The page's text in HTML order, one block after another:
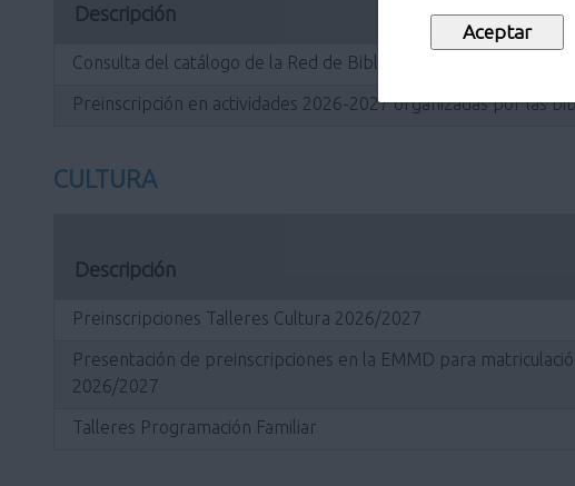
Descripción
Consulta del catálogo de la Red de Bibliotecas Municipales
Preinscripción en actividades 2026-2027 organizadas por las
CULTURA
Descripción
Preinscripciones Talleres Cultura 2026/2027
Presentación de preinscripciones en la EMMD para
2026/2027
Talleres Programación Familiar